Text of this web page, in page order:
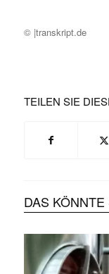
© |transkript.de
TEILEN SIE
DAS